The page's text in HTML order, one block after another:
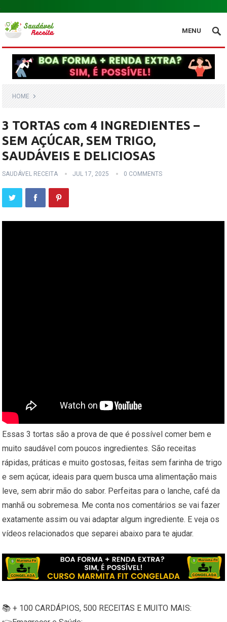
.
MENU
HOME
3 TORTAS com 4 INGREDIENTES –
SEM AÇÚCAR, SEM TRIGO,
SAUDÁVEIS E DELICIOSAS
SAUDÁVEL RECEITA JUL 17, 2025 0 COMMENTS
Essas 3 tortas são a prova de que é possível comer bem e
muito saudável com poucos ingredientes. São receitas
rápidas, práticas e muito gostosas, feitas sem farinha de trigo
e sem açúcar, ideais para quem busca uma alimentação mais
leve, sem abrir mão do sabor. Perfeitas para o lanche, café da
manhã ou sobremesa. Me conta nos comentários se vai fazer
exatamente assim ou vai adaptar algum ingrediente. E veja os
vídeos relacionados que separei abaixo para te ajudar.
📚 + 100 CARDÁPIOS, 500 RECEITAS E MUITO MAIS: